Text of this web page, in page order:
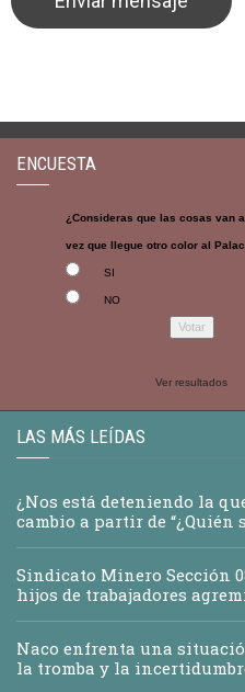
ENCUESTA
¿Consideras que las cosas van
vez que llegue otro color al
SI
NO
Ver resultados
LAS MÁS LEÍDAS
¿Nos está deteniendo la
cambio a partir de “¿Quién
Sindicato Minero Sección
hijos de trabajadores
Naco enfrenta una
la tromba y la